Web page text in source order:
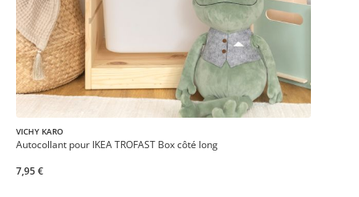
VICHY KARO
Autocollant pour IKEA TROFAST Box côté long
7,95 €